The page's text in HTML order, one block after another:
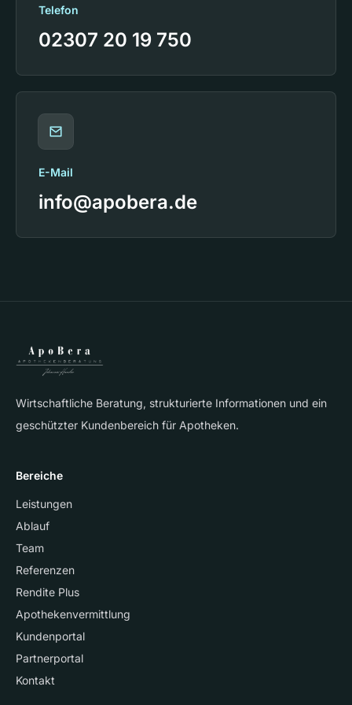
Telefon
02307 20 19 750
E-Mail
info@apobera.de
Wirtschaftliche Beratung, strukturierte Informationen und ein
geschützter Kundenbereich für Apotheken.
Bereiche
Leistungen
Ablauf
Team
Referenzen
Rendite Plus
Apothekenvermittlung
Kundenportal
Partnerportal
Kontakt